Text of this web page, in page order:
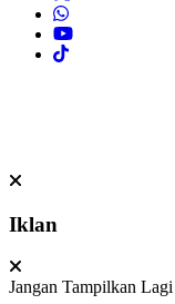
Iklan
Jangan Tampilkan Lagi